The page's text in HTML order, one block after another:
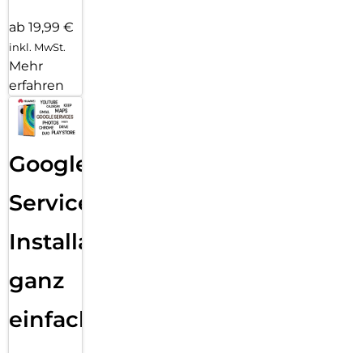
ab 19,99 €
inkl. MwSt.
Mehr
erfahren
Google
Services
Installation
ganz
einfach